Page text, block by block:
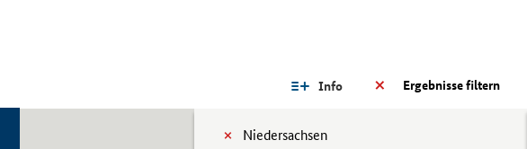
Ergebnisse filtern
Info
Niedersachsen